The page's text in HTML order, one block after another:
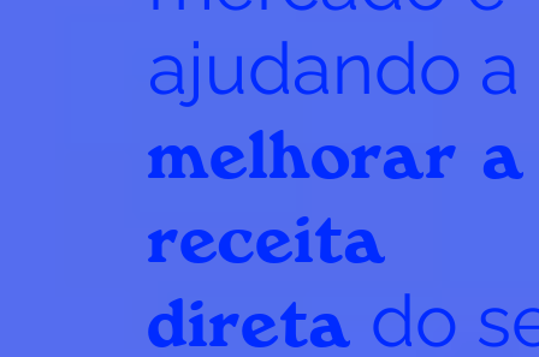
ajudando a
melhorar a
receita
direta do